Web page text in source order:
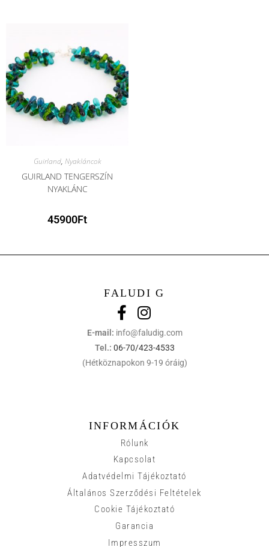
Guirland, Nyakláncok
GUIRLAND TENGERSZÍN
NYAKLÁNC
45900Ft
FALUDI G
E-mail: info@faludig.com
Tel.: 06-70/423-4533
(Hétköznapokon 9-19 óráig)
INFORMÁCIÓK
Rólunk
Kapcsolat
Adatvédelmi Tájékoztató
Általános Szerződési Feltételek
Cookie Tájékoztató
Garancia
Impresszum